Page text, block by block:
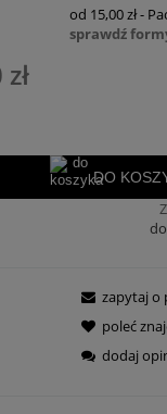
od 15,00 zł-
Cena nie zawiera
płatności
sprawdź
DO
zapytaj o
poleć
dodaj